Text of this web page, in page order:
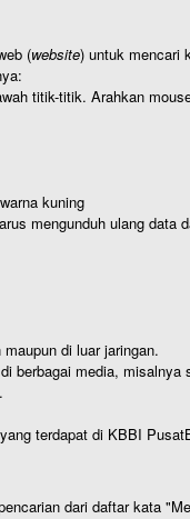
(website) untuk mencari
titik-titik. Arahkan
kuning
mengunduh ulang data
di luar jaringan.
berbagai media, misalnya
terdapat di KBBI
dari daftar kata